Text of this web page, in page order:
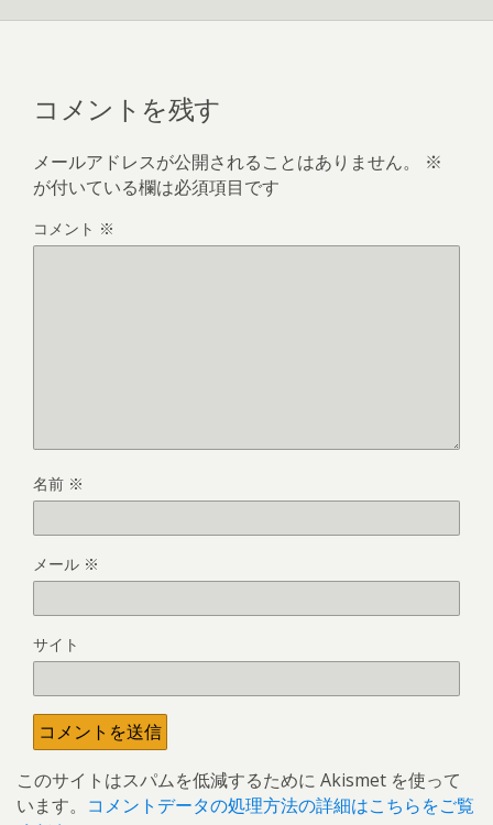
コメントを残す
メールアドレスが公開されることはありません。
※
が付いている欄は必須項目です
コメント ※
名前 ※
メール ※
サイト
このサイトはスパムを低減するために Akismet を使って
います。 コメントデータの処理方法の詳細はこちらをご覧